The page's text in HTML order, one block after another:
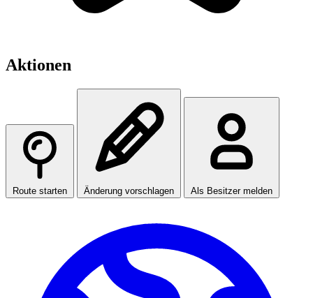
Aktionen
Route starten Änderung vorschlagen Als Besitzer melden